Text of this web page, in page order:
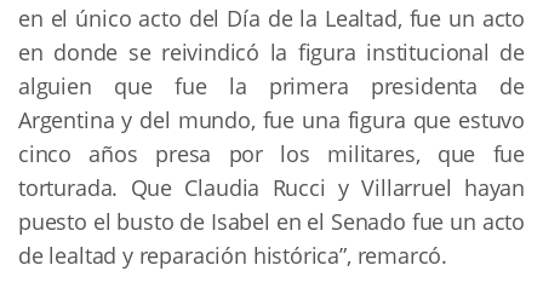
en el único acto del Día de la Lealtad, fue un acto
en donde se reivindicó la figura institucional de
alguien que fue la primera presidenta de
Argentina y del mundo, fue una figura que estuvo
cinco años presa por los militares, que fue
torturada. Que Claudia Rucci y Villarruel hayan
puesto el busto de Isabel en el Senado fue un acto
de lealtad y reparación histórica”, remarcó.